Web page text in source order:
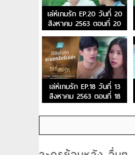
เล่ห์เกมรัก EP.20 วันที่ 20
สิงหาคม 2563 ตอนที่ 20
เล่ห์เกมรัก EP.18 วันที่ 13
สิงหาคม 2563 ตอนที่ 18